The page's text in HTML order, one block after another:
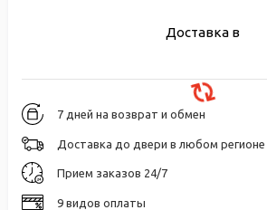
Доставка в
7 дней на возврат и обмен
Доставка до двери в любом
Прием заказов 24/7
9 видов оплаты